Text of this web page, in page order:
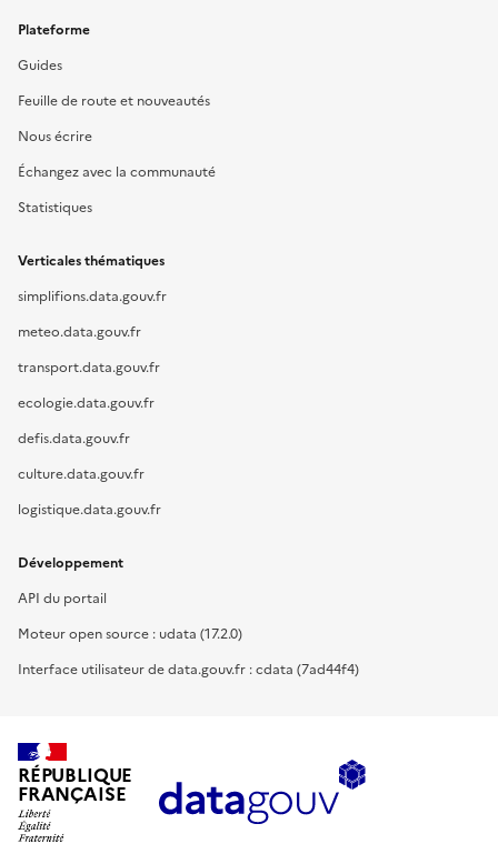
Plateforme
Guides
Feuille de route et nouveautés
Nous écrire
Échangez avec la communauté
Statistiques
Verticales thématiques
simplifions.data.gouv.fr
meteo.data.gouv.fr
transport.data.gouv.fr
ecologie.data.gouv.fr
defis.data.gouv.fr
culture.data.gouv.fr
logistique.data.gouv.fr
Développement
API du portail
Moteur open source : udata (17.2.0)
Interface utilisateur de data.gouv.fr : cdata (7ad44f4)
RÉPUBLIQUE
FRANÇAISE